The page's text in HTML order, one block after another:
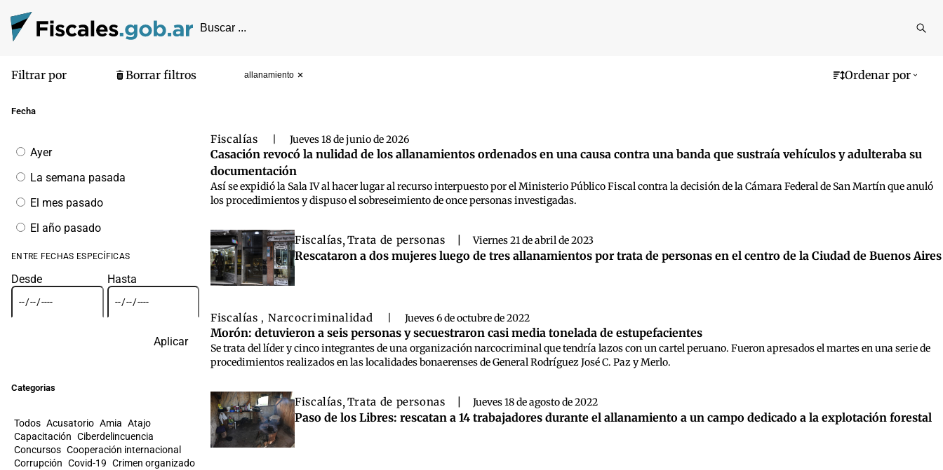
Filtrar por Borrar filtros allanamiento Ordenar por
Fecha
Filtrar
por
fecha
Ayer
La semana pasada
El mes pasado
El año pasado
ENTRE FECHAS ESPECÍFICAS
Desde Hasta
Aplicar
Categorias
Todos Acusatorio Amia Atajo
Capacitación Ciberdelincuencia
Concursos Cooperación internacional
Corrupción Covid-19 Crimen organizado
Fiscalías Jueves 18 de junio de 2026
Casación revocó la nulidad de los allanamientos ordenados en una causa contra una banda que sustraía vehículos y adulteraba su
documentación
Así se expidió la Sala IV al hacer lugar al recurso interpuesto por el Ministerio Público Fiscal contra la decisión de la Cámara Federal de San Martín que anuló
los procedimientos y dispuso el sobreseimiento de once personas investigadas.
Fiscalías,Trata de personas Viernes 21 de abril de 2023
Rescataron a dos mujeres luego de tres allanamientos por trata de personas en el centro de la Ciudad de Buenos Aires
Fiscalías , Narcocriminalidad Jueves 6 de octubre de 2022
Morón: detuvieron a seis personas y secuestraron casi media tonelada de estupefacientes
Se trata del líder y cinco integrantes de una organización narcocriminal que tendría lazos con un cartel peruano. Fueron apresados el martes en una serie de
procedimientos realizados en las localidades bonaerenses de General Rodríguez José C. Paz y Merlo.
Fiscalías,Trata de personas Jueves 18 de agosto de 2022
Paso de los Libres: rescatan a 14 trabajadores durante el allanamiento a un campo dedicado a la explotación forestal